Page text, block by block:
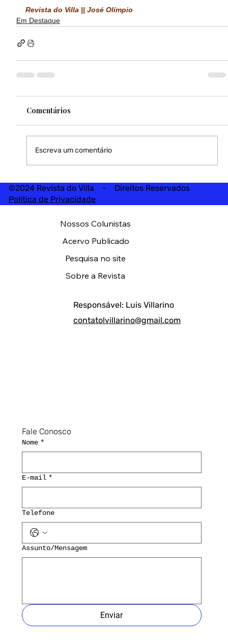
Revista do Villa || José Olímpio
Em Destaque
Comentários
Escreva um comentário
©2024 Revista do Villa - Direitos Reservados
Política de Privacidade
Fale Conosco
Nome *
E-mail *
Telefone
Assunto/Mensagem
Enviar
Responsável: Luis Villarino
contatolvillarino@gmail.com
Nossos Colunistas
Acervo Publicado
Pesquisa no site
Sobre a Revista